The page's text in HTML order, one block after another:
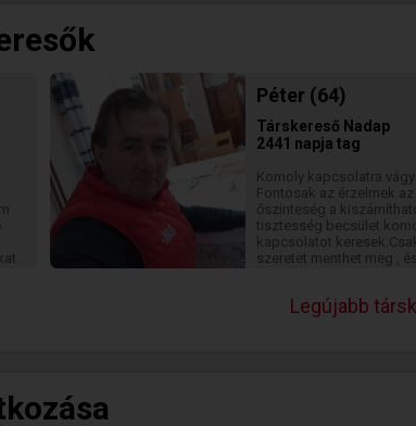
Péter (64)
Társkereső Nadap
2441 napja tag
Komoly kapcsolatra
Fontosak az érzelmek az
őszinteség a
tisztesség becsület
kapcsolatot
szeretet menthet meg ,
Legújabb